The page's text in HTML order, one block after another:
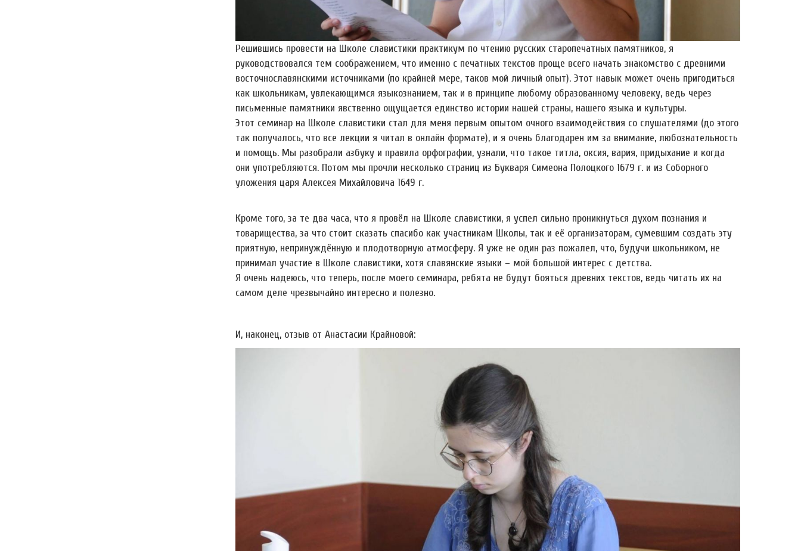
Решившись провести на Школе славистики практикум по чтению русских старопечатных памятников, я
руководствовался тем соображением, что именно с печатных текстов проще всего начать знакомство с древними
восточнославянскими источниками (по крайней мере, таков мой личный опыт). Этот навык может очень пригодиться
как школьникам, увлекающимся языкознанием, так и в принципе любому образованному человеку, ведь через
письменные памятники явственно ощущается единство истории нашей страны, нашего языка и культуры.
Этот семинар на Школе славистики стал для меня первым опытом очного взаимодействия со слушателями (до этого
так получалось, что все лекции я читал в онлайн формате), и я очень благодарен им за внимание, любознательность
и помощь. Мы разобрали азбуку и правила орфографии, узнали, что такое титла, оксия, вария, придыхание и когда
они употребляются. Потом мы прочли несколько страниц из Букваря Симеона Полоцкого 1679 г. и из Соборного
уложения царя Алексея Михайловича 1649 г.
Кроме того, за те два часа, что я провёл на Школе славистики, я успел сильно проникнуться духом познания и
товарищества, за что стоит сказать спасибо как участникам Школы, так и её организаторам, сумевшим создать эту
приятную, непринуждённую и плодотворную атмосферу. Я уже не один раз пожалел, что, будучи школьником, не
принимал участие в Школе славистики, хотя славянские языки – мой большой интерес с детства.
Я очень надеюсь, что теперь, после моего семинара, ребята не будут бояться древних текстов, ведь читать их на
самом деле чрезвычайно интересно и полезно.
И, наконец, отзыв от Анастасии Крайновой: